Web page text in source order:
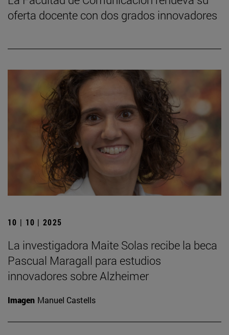
oferta docente con dos grados innovadores
10 | 10 | 2025
La investigadora Maite Solas recibe la beca
Pascual Maragall para estudios
innovadores sobre Alzheimer
Imagen Manuel Castells